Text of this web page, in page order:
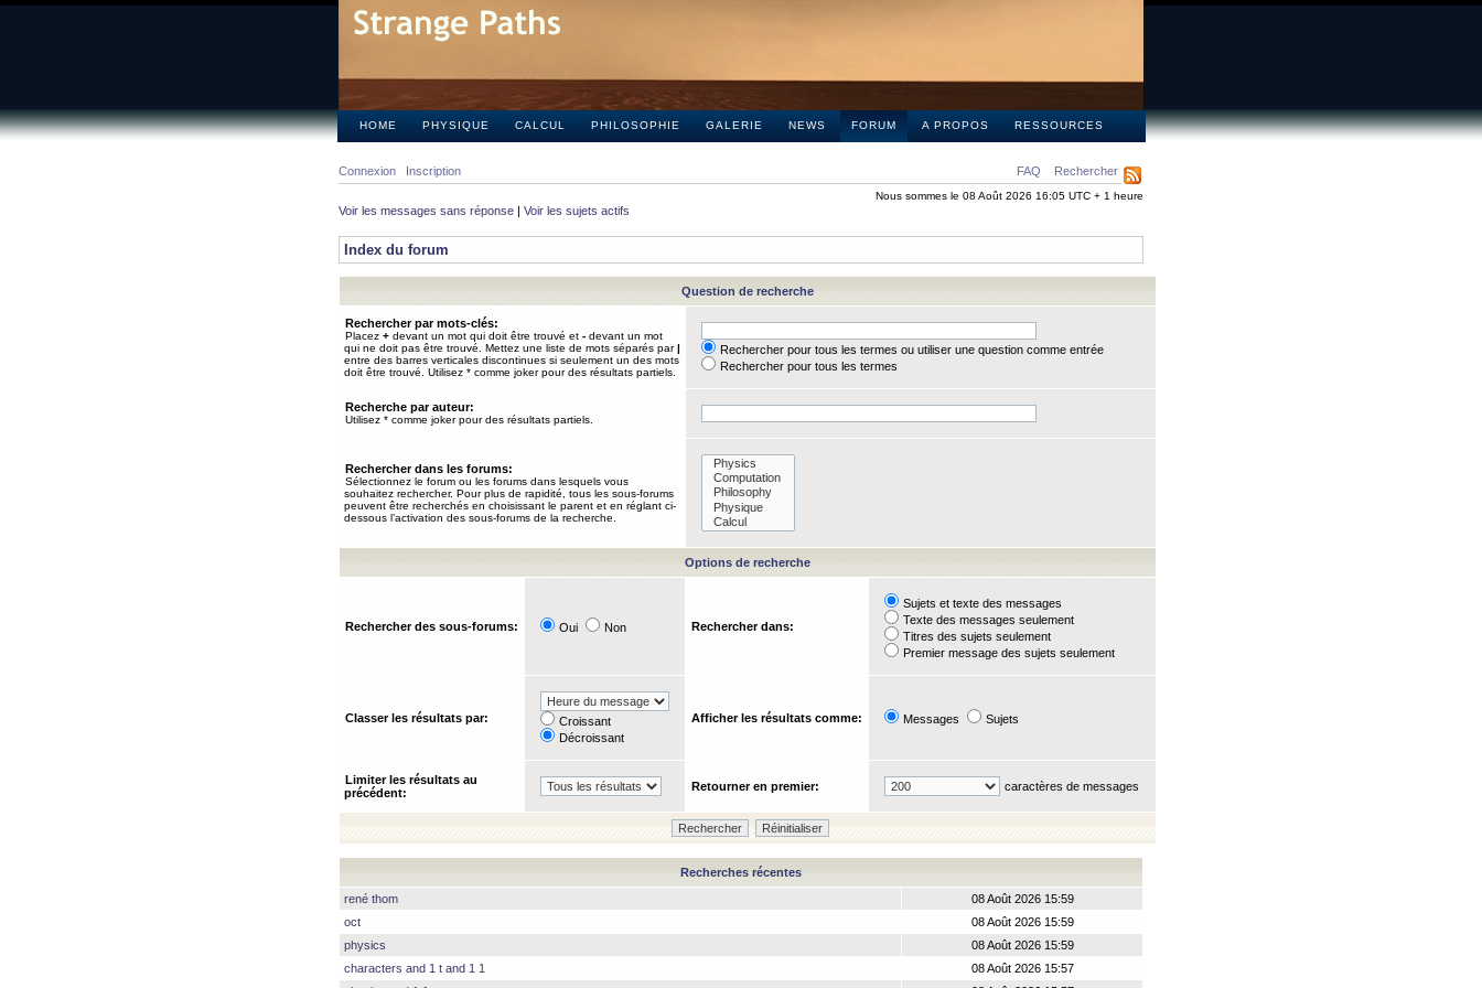
HOME PHYSIQUE CALCUL PHILOSOPHIE GALERIE NEWS FORUM A PROPOS RESSOURCES
FAQ Rechercher
Connexion Inscription
Nous sommes le 08 Août 2026 16:05 UTC + 1 heure
Voir les messages sans réponse | Voir les sujets actifs
Index du forum
Question de recherche
Rechercher par mots-clés:
Placez + devant un mot qui doit être trouvé et - devant un mot
qui ne doit pas être trouvé. Mettez une liste de mots séparés par|
entre des barres verticales discontinues si seulement un des mots
doit être trouvé. Utilisez * comme joker pour des résultats partiels.
Rechercher pour tous les termes ou utiliser une question comme entrée
Rechercher pour tous les termes
Recherche par auteur:
Utilisez * comme joker pour des résultats partiels.
Rechercher dans les forums:
Sélectionnez le forum ou les forums dans lesquels vous
souhaitez rechercher. Pour plus de rapidité, tous les sous-forums
peuvent être recherchés en choisissant le parent et en réglant ci-
dessous l’activation des sous-forums de la recherche.
Options de recherche
Rechercher des sous-forums: Oui Non Rechercher dans:
Sujets et texte des messages
Texte des messages seulement
Titres des sujets seulement
Premier message des sujets seulement
Classer les résultats par:
Croissant
Décroissant
Afficher les résultats comme: Messages Sujets
Limiter les résultats au
précédent:
Retourner en premier: caractères de messages
Recherches récentes
rené thom
08 Août 2026 15:59
oct
08 Août 2026 15:59
physics
08 Août 2026 15:59
characters and 1 t and 1 1
08 Août 2026 15:57